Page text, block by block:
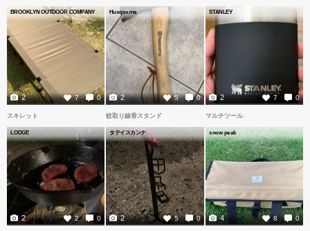
BROOKLYN OUTDOOR COMPANY
7 0
2
Husqvarna
5 0
2
STANLEY
7 0
2
スキレット
LODGE
2 0
2
蚊取り線香スタンド
タテイスカンナ
5 0
2
マルチツール
snow peak
8 0
4